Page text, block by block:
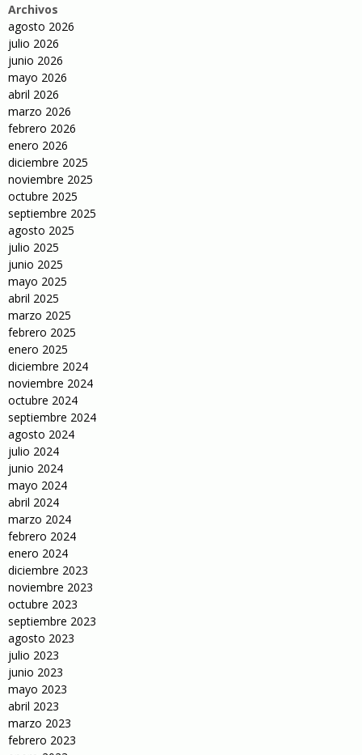
Archivos
agosto 2026
julio 2026
junio 2026
mayo 2026
abril 2026
marzo 2026
febrero 2026
enero 2026
diciembre 2025
noviembre 2025
octubre 2025
septiembre 2025
agosto 2025
julio 2025
junio 2025
mayo 2025
abril 2025
marzo 2025
febrero 2025
enero 2025
diciembre 2024
noviembre 2024
octubre 2024
septiembre 2024
agosto 2024
julio 2024
junio 2024
mayo 2024
abril 2024
marzo 2024
febrero 2024
enero 2024
diciembre 2023
noviembre 2023
octubre 2023
septiembre 2023
agosto 2023
julio 2023
junio 2023
mayo 2023
abril 2023
marzo 2023
febrero 2023